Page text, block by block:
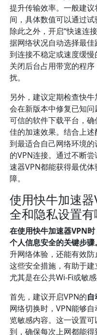
提升传输效率。一般建
间，具体数值可以通过试
除此之外，开启“快速连
据网络状况自动选择最
到连接不稳定或速度缓慢
关闭后台占用带宽的程
扰。
另外，建议定期检查快
会在新版本中修复已知
可信的软件下载平台，
佳的加速效果。结合上
到最适合自己网络环境
的VPN连接。通过不断
速器VPN都能获得最优
障。
使用快牛加速
全和隐私设置有
在使用快牛加速器VPN
个人信息安全的关键步骤。
升网络体验，还能有效
这些安全措施，有助于建
尤其是在公共Wi-Fi或敏感
首先，建议开启VPN的
网络切换时，VPN能够
览敏感内容。这一设置
到，确保每次上网都能